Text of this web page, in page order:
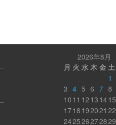
2026年8月
月 火 水 木 金 土
1
3 4 5 6 7 8
10 11 12 13 1415
1718 192021 22
242526272829